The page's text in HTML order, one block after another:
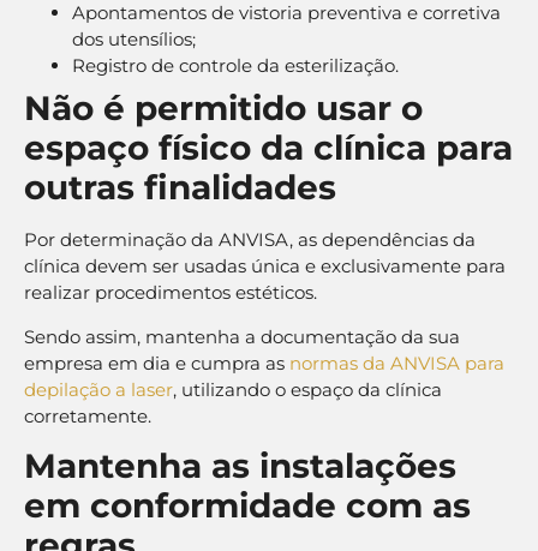
Apontamentos de vistoria preventiva e corretiva
dos utensílios;
Registro de controle da esterilização.
Não é permitido usar o
espaço físico da clínica para
outras finalidades
Por determinação da ANVISA, as dependências da
clínica devem ser usadas única e exclusivamente para
realizar procedimentos estéticos.
Sendo assim, mantenha a documentação da sua
empresa em dia e cumpra as normas da ANVISA para
depilação a laser, utilizando o espaço da clínica
corretamente.
Mantenha as instalações
em conformidade com as